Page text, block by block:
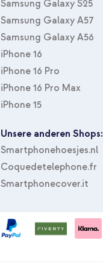
Samsung Galaxy S25
Samsung Galaxy A57
Samsung Galaxy A56
iPhone 16
iPhone 16 Pro
iPhone 16 Pro Max
iPhone 15
Unsere anderen Shops:
Smartphonehoesjes.nl
Coquedetelephone.fr
Smartphonecover.it